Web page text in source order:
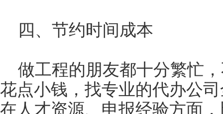
四、节约时间成本
做工程的朋友都十分繁忙
花点小钱，找专业的代办公
在人才资源、申报经验方面